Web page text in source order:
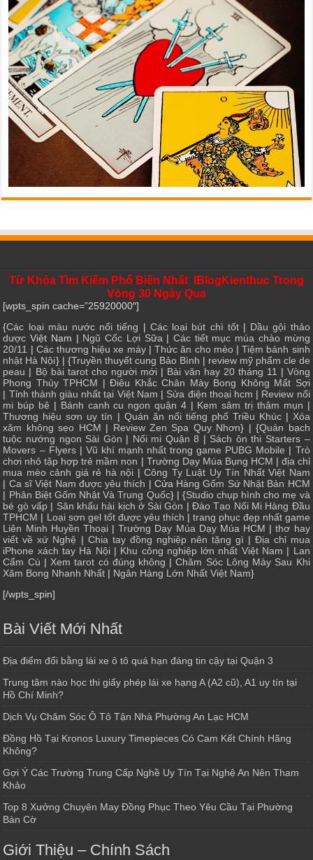
Từ Khóa Tìm Kiếm Phổ Biến Nhất IBlogKienthuc Trong
Vòng 30 Ngày Qua
[wpts_spin cache=”25920000″]
{Các loại màu nước nổi tiếng | Các loại bút chì tốt| Dầu gội thảo
dược Việt Nam | Ngũ Cốc Lợi Sữa | Các tiết mục múa chào mừng
20/11 | Các thương hiệu xe máy|Thức ăn cho mèo|Tiệm bánh sinh
nhật Hà Nội} | {Truyền thuyết cung Bảo Bình | review mỹ phẩm cle de
peau | Bộ bài tarot cho người mới| Bài văn hay 20 tháng 11 | Vòng
Phong Thủy TPHCM |Điêu Khắc Chân Mày Bong Không Mất Sợi
| Tỉnh thành giàu nhất tại Việt Nam | Sửa điện thoại hcm | Review nối
mi búp bê | Bánh canh cu ngon quận 4| Kem sâm trị thâm mụn |
Thương hiệu sơn uy tín | Quán ăn nổi tiếng phố Triều Khúc| Xóa
xăm không sẹo HCM | Review Zen Spa Quy Nhơn} | {Quán bạch
tuộc nướng ngon Sài Gòn | Nối mi Quận 8 | Sách ôn thi Starters –
Movers – Flyers| Vũ khí mạnh nhất trong game PUBG Mobile | Trò
chơi nhỏ tập hợp trẻ mầm non | Trường Dạy Múa Bụng HCM | địa chỉ
mua mèo cảnh giá rẻ hà nội |Công Ty Luật Uy Tín Nhất Việt Nam
| Ca sĩ Việt Nam được yêu thích | Cửa Hàng Gốm Sứ Nhật Bản HCM
| Phân Biệt Gốm Nhật Và Trung Quốc} | {Studio chụp hình cho mẹ và
bé gò vấp | Sân khấu hài kịch ở Sài Gòn |Đào Tạo Nối Mi Hàng Đầu
TPHCM | Loại sơn gel tốt được yêu thích | trang phục đẹp nhất game
Liên Minh Huyền Thoại|Trường Dạy Múa Dạy Múa HCM |thơ hay
viết về xứ Nghệ | Chia tay đồng nghiệp nên tặng gì | Địa chỉ mua
iPhone xách tay Hà Nội| Khu công nghiệp lớn nhất Việt Nam | Lan
Cẩm Cù | Xem tarot có đúng không |Chăm Sóc Lông Mày Sau Khi
Xăm Bong Nhanh Nhất | Ngân Hàng Lớn Nhất Việt Nam}
[/wpts_spin]
Bài Viết Mới Nhất
Địa điểm đổi bằng lái xe ô tô quá hạn đáng tin cậy tại Quận 3
Trung tâm nào học thi giấy phép lái xe hạng A (A2 cũ), A1 uy tín tại
Hồ Chí Minh?
Dịch Vụ Chăm Sóc Ô Tô Tận Nhà Phường An Lạc HCM
Đồng Hồ Tại Kronos Luxury Timepieces Có Cam Kết Chính Hãng
Không?
Gợi Ý Các Trường Trung Cấp Nghề Uy Tín Tại Nghệ An Nên Tham
Khảo
Top 8 Xưởng Chuyên May Đồng Phục Theo Yêu Cầu Tại Phường
Bàn Cờ
Giới Thiệu – Chính Sách